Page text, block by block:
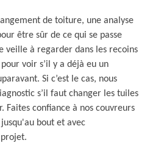
de toiture, une analyse
être sûr de ce qui se passe
veille à regarder dans les recoins
voir s’il y a déjà eu un
Si c’est le cas, nous
s’il faut changer les tuiles
Faites confiance à nos couvreurs
bout et avec